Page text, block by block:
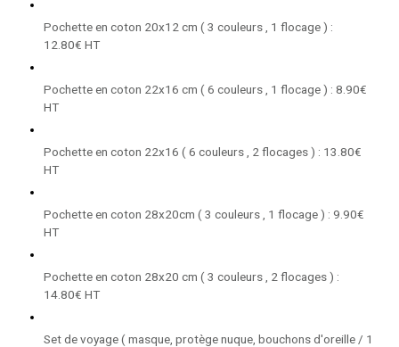
Pochette en coton 20x12 cm ( 3 couleurs , 1 flocage ) :
12.80€ HT
Pochette en coton 22x16 cm ( 6 couleurs , 1 flocage ) : 8.90€
HT
Pochette en coton 22x16 ( 6 couleurs , 2 flocages ) : 13.80€
HT
Pochette en coton 28x20cm ( 3 couleurs , 1 flocage ) : 9.90€
HT
Pochette en coton 28x20 cm ( 3 couleurs , 2 flocages ) :
14.80€ HT
Set de voyage ( masque, protège nuque, bouchons d'oreille / 1